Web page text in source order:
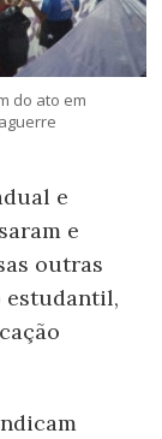
do ato em
e
e
outras
estudantil,